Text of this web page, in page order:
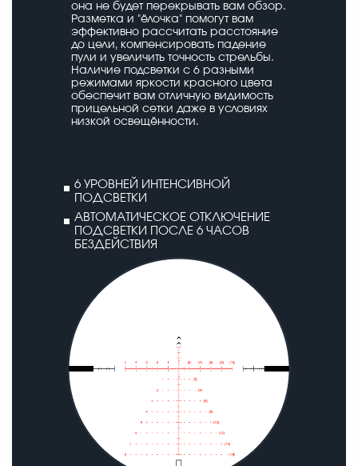
она не будет перекрывать вам обзор.
Разметка и "ёлочка" помогут вам
эффективно рассчитать расстояние
до цели, компенсировать падение
пули и увеличить точность стрельбы.
Наличие подсветки с 6 разными
режимами яркости красного цвета
обеспечит вам отличную видимость
прицельной сетки даже в условиях
низкой освещённости.
6 УРОВНЕЙ ИНТЕНСИВНОЙ
ПОДСВЕТКИ
АВТОМАТИЧЕСКОЕ ОТКЛЮЧЕНИЕ
ПОДСВЕТКИ ПОСЛЕ 6 ЧАСОВ
БЕЗДЕЙСТВИЯ